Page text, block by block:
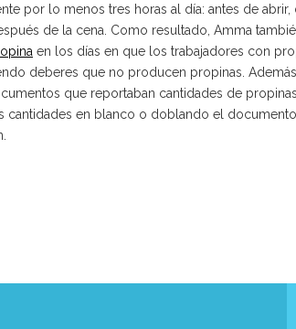
por lo menos tres horas al día: antes de abrir,
de la cena. Como resultado, Amma
en los días en que los trabajadores con
deberes que no producen propinas.
que reportaban cantidades de
cantidades en blanco o doblando el